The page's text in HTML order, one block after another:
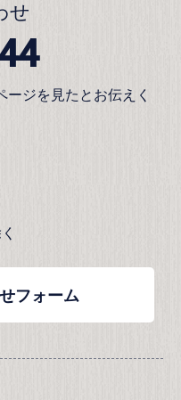
せ
ジを見たとお伝えく
フォーム